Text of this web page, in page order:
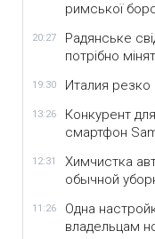
римської
20:27
Радянське
потрібно
19:30 Италия резко
13:26
Конкурент
смартфон
12:31
Химчистка
обычной
11:26
Одна
владельцам